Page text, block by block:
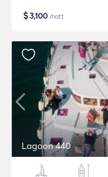
$3,100 /natt
Lagoon 440